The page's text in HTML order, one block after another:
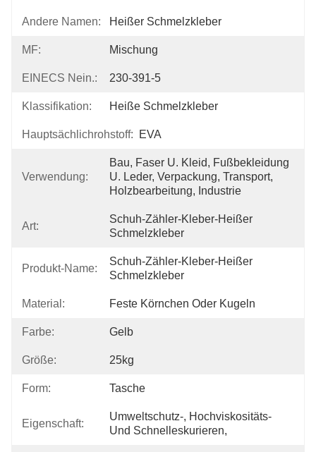
Andere Namen: Heißer Schmelzkleber
MF: Mischung
EINECS Nein.: 230-391-5
Klassifikation: Heiße Schmelzkleber
Hauptsächlichrohstoff: EVA
Verwendung:
Bau, Faser U. Kleid, Fußbekleidung
U. Leder, Verpackung, Transport,
Holzbearbeitung, Industrie
Art:
Schuh-Zähler-Kleber-Heißer
Schmelzkleber
Produkt-Name:
Schuh-Zähler-Kleber-Heißer
Schmelzkleber
Material: Feste Körnchen Oder Kugeln
Farbe: Gelb
Größe: 25kg
Form: Tasche
Eigenschaft:
Umweltschutz-, Hochviskositäts-
Und Schnelleskurieren,